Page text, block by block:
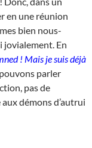
en une réunion
bien nous-
jovialement. En
! Mais je suis déjà
parler
pas de
démons d’autrui